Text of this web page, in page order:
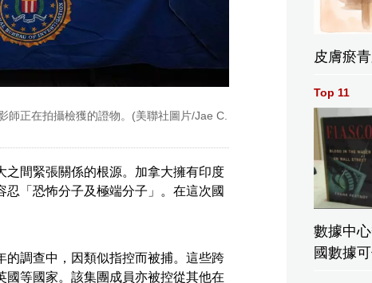
師正在拍攝檢獲的證物。(美聯社圖片/Jae C.
之間緊張關係的根源。加拿大擁有印度
「恐怖分子及極端分子」。在這次國
調查中，因類似指控而被捕。這些跨
國等國家。該集團成員亦被控從其他在
皮膚瘀
Top 11
數據中
國數據